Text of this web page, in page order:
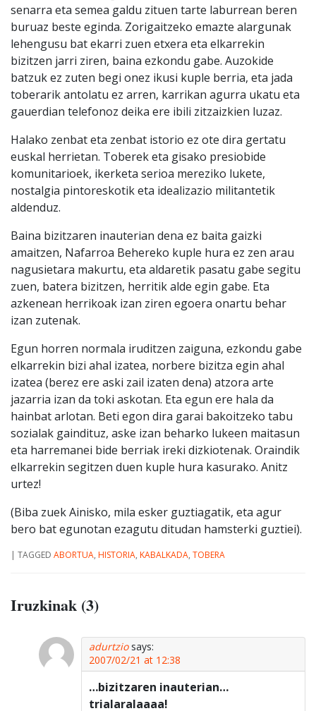
senarra eta semea galdu zituen tarte laburrean beren
buruaz beste eginda. Zorigaitzeko emazte alargunak
lehengusu bat ekarri zuen etxera eta elkarrekin
bizitzen jarri ziren, baina ezkondu gabe. Auzokide
batzuk ez zuten begi onez ikusi kuple berria, eta jada
toberarik antolatu ez arren, karrikan agurra ukatu eta
gauerdian telefonoz deika ere ibili zitzaizkien luzaz.
Halako zenbat eta zenbat istorio ez ote dira gertatu
euskal herrietan. Toberek eta gisako presiobide
komunitarioek, ikerketa serioa mereziko lukete,
nostalgia pintoreskotik eta idealizazio militantetik
aldenduz.
Baina bizitzaren inauterian dena ez baita gaizki
amaitzen, Nafarroa Behereko kuple hura ez zen arau
nagusietara makurtu, eta aldaretik pasatu gabe segitu
zuen, batera bizitzen, herritik alde egin gabe. Eta
azkenean herrikoak izan ziren egoera onartu behar
izan zutenak.
Egun horren normala iruditzen zaiguna, ezkondu gabe
elkarrekin bizi ahal izatea, norbere bizitza egin ahal
izatea (berez ere aski zail izaten dena) atzora arte
jazarria izan da toki askotan. Eta egun ere hala da
hainbat arlotan. Beti egon dira garai bakoitzeko tabu
sozialak gaindituz, aske izan beharko lukeen maitasun
eta harremanei bide berriak ireki dizkiotenak. Oraindik
elkarrekin segitzen duen kuple hura kasurako. Anitz
urtez!
(Biba zuek Ainisko, mila esker guztiagatik, eta agur
bero bat egunotan ezagutu ditudan hamsterki guztiei).
| TAGGED ABORTUA, HISTORIA, KABALKADA, TOBERA
Iruzkinak (3)
adurtzio says:
2007/02/21 at 12:38
…bizitzaren inauterian…
trialaralaaaa!